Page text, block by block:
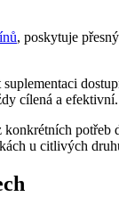
, poskytuje
cílená a efektivní.
potřeb
u citlivých